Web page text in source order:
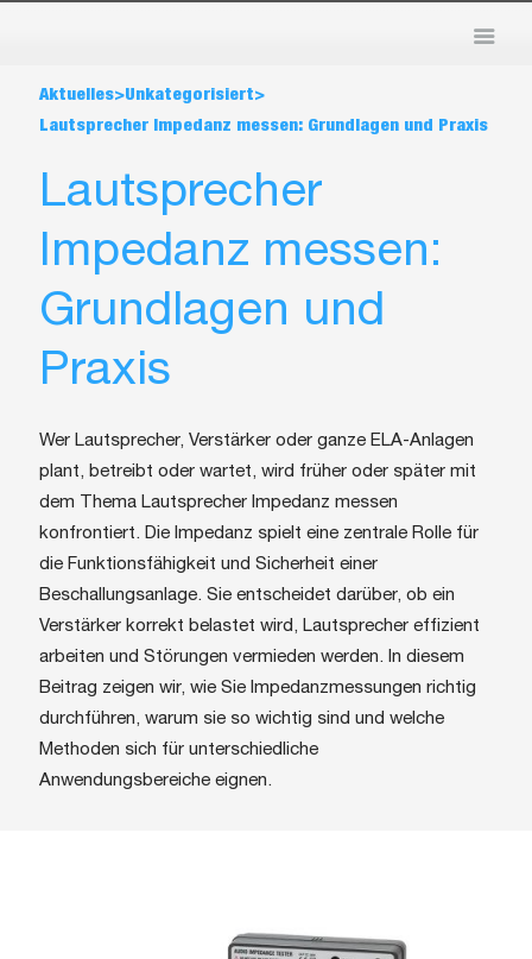
Aktuelles>Unkategorisiert>
Lautsprecher Impedanz messen: Grundlagen und Praxis
Lautsprecher
Impedanz messen:
Grundlagen und
Praxis
Wer Lautsprecher, Verstärker oder ganze ELA-Anlagen
plant, betreibt oder wartet, wird früher oder später mit
dem Thema Lautsprecher Impedanz messen
konfrontiert. Die Impedanz spielt eine zentrale Rolle für
die Funktionsfähigkeit und Sicherheit einer
Beschallungsanlage. Sie entscheidet darüber, ob ein
Verstärker korrekt belastet wird, Lautsprecher effizient
arbeiten und Störungen vermieden werden. In diesem
Beitrag zeigen wir, wie Sie Impedanzmessungen richtig
durchführen, warum sie so wichtig sind und welche
Methoden sich für unterschiedliche
Anwendungsbereiche eignen.